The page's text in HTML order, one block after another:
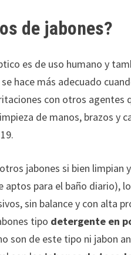
de jabones?
es de uso humano y
hace más adecuado
con otros agentes
de manos, brazos y
jabones si bien limpian
aptos para el baño diario),
sin balance y con alta
tipo detergente en
son de este tipo ni jabon